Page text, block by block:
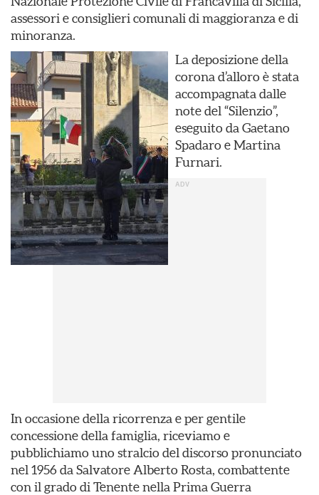
assessori e consiglieri comunali di maggioranza e di
minoranza.
La deposizione della
corona d’alloro è stata
accompagnata dalle
note del “Silenzio”,
eseguito da Gaetano
Spadaro e Martina
Furnari.
In occasione della ricorrenza e per gentile
concessione della famiglia, riceviamo e
pubblichiamo uno stralcio del discorso pronunciato
nel 1956 da Salvatore Alberto Rosta, combattente
con il grado di Tenente nella Prima Guerra